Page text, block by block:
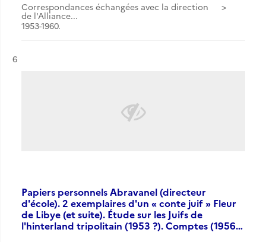
Correspondances échangées avec la direction
de l'Alliance...
1953-1960.
Résultat n°
6
Papiers personnels Abravanel (directeur
d'école). 2 exemplaires d'un « conte juif » Fleur
de Libye (et suite). Étude sur les Juifs de
l'hinterland tripolitain (1953 ?). Comptes (1956…